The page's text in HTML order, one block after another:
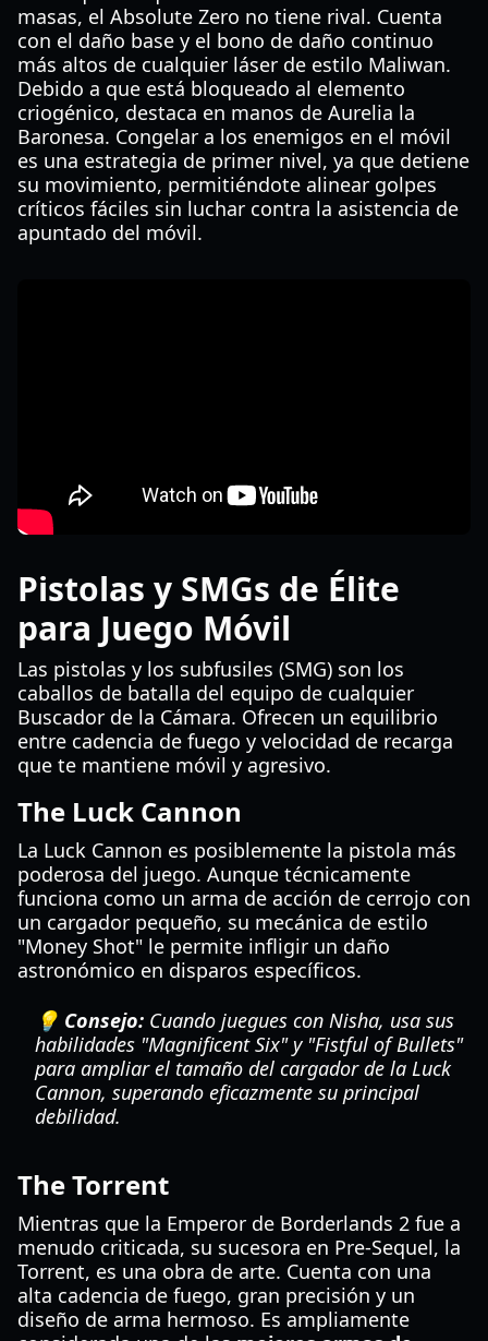
masas, el Absolute Zero no tiene rival. Cuenta
con el daño base y el bono de daño continuo
más altos de cualquier láser de estilo Maliwan.
Debido a que está bloqueado al elemento
criogénico, destaca en manos de Aurelia la
Baronesa. Congelar a los enemigos en el móvil
es una estrategia de primer nivel, ya que detiene
su movimiento, permitiéndote alinear golpes
críticos fáciles sin luchar contra la asistencia de
apuntado del móvil.
Pistolas y SMGs de Élite
para Juego Móvil
Las pistolas y los subfusiles (SMG) son los
caballos de batalla del equipo de cualquier
Buscador de la Cámara. Ofrecen un equilibrio
entre cadencia de fuego y velocidad de recarga
que te mantiene móvil y agresivo.
The Luck Cannon
La Luck Cannon es posiblemente la pistola más
poderosa del juego. Aunque técnicamente
funciona como un arma de acción de cerrojo con
un cargador pequeño, su mecánica de estilo
"Money Shot" le permite infligir un daño
astronómico en disparos específicos.
💡 Consejo: Cuando juegues con Nisha, usa sus
habilidades "Magnificent Six" y "Fistful of Bullets"
para ampliar el tamaño del cargador de la Luck
Cannon, superando eficazmente su principal
debilidad.
The Torrent
Mientras que la Emperor de Borderlands 2 fue a
menudo criticada, su sucesora en Pre-Sequel, la
Torrent, es una obra de arte. Cuenta con una
alta cadencia de fuego, gran precisión y un
diseño de arma hermoso. Es ampliamente